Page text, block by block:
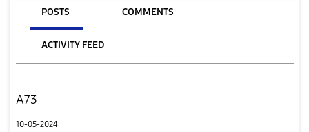
POSTS COMMENTS
ACTIVITY FEED
A73
10-05-2024